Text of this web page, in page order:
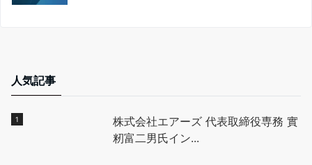
人気記事
株式会社エアーズ 代表取締役専務 實
籾富二男氏イン...